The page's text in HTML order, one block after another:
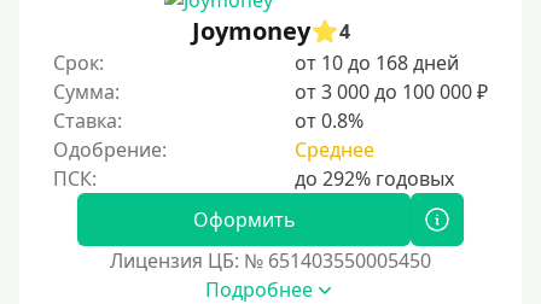
Joymoney
4
Срок:
от 10 до 168 дней
Сумма:
от 3 000 до 100 000 ₽
Ставка:
от 0.8%
Одобрение:
Среднее
Оформить
Лицензия ЦБ: № 651403550005450
Подробнее